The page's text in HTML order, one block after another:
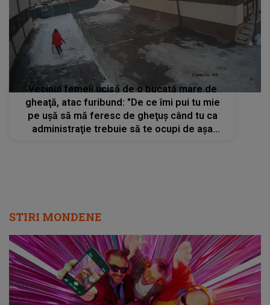
Vecinul femeii ucisă de o bucată mare de
gheaţă, atac furibund: "De ce îmi pui tu mie
pe uşă să mă feresc de gheţuş când tu ca
administraţie trebuie să te ocupi de aşa
STIRI MONDENE